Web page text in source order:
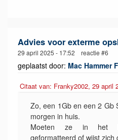
Advies voor exterme
29 april 2025 - 17:52 reactie #6
geplaatst door: Mac Hammer
Citaat van: Franky2002, 29 april
Zo, een 1Gb en een 2 Gb
morgen in huis.
Moeten ze in het
geformatteerd of wijst zich